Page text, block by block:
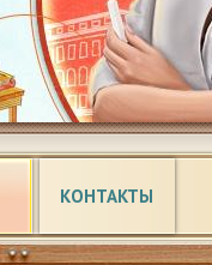
КОНТАКТЫ